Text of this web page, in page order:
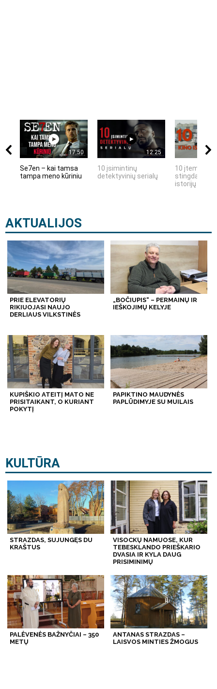
17:50
Se7en – kai tamsa
tampa meno kūriniu
12:25
10 įsimintinų
detektyvinių serialų
10 įtemptų,
stingdančių
istorijų
AKTUALIJOS
PRIE ELEVATORIŲ
RIKIUOJASI NAUJO
DERLIAUS VILKSTINĖS
„BOČIUPIS“ – PERMAINŲ IR
IEŠKOJIMŲ KELYJE
KUPIŠKIO ATEITĮ MATO NE
PRISITAIKANT, O KURIANT
POKYTĮ
PAPIKTINO MAUDYNĖS
PAPLŪDIMYJE SU MUILAIS
KULTŪRA
STRAZDAS, SUJUNGĘS DU
KRAŠTUS
VISOCKŲ NAMUOSE, KUR
TEBESKLANDO PRIEŠKARIO
DVASIA IR KYLA DAUG
PRISIMINIMŲ
PALĖVENĖS BAŽNYČIAI – 350
METŲ
ANTANAS STRAZDAS –
LAISVOS MINTIES ŽMOGUS